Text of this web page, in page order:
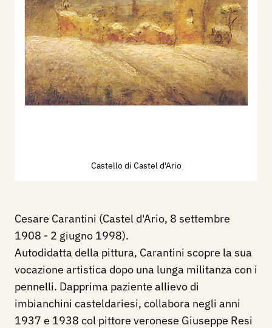
Castello di Castel d'Ario
Cesare Carantini (Castel d'Ario, 8 settembre
1908 - 2 giugno 1998).
Autodidatta della pittura, Carantini scopre la sua
vocazione artistica dopo una lunga militanza con i
pennelli. Dapprima paziente allievo di
imbianchini casteldariesi, collabora negli anni
1937 e 1938 col pittore veronese Giuseppe Resi